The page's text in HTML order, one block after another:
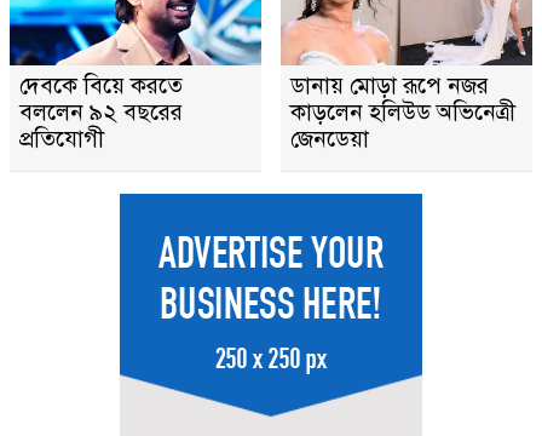
দেবকে বিয়ে করতে
বললেন ৯২ বছরের
প্রতিযোগী
ডানায় মোড়া রূপে নজর
কাড়লেন হলিউড অভিনেত্রী
জেনডেয়া